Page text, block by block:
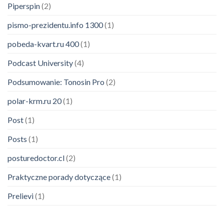
Piperspin(2)
pismo-prezidentu.info 1300(1)
pobeda-kvart.ru 400(1)
Podcast University(4)
Podsumowanie: Tonosin Pro (2)
polar-krm.ru 20(1)
Post(1)
Posts (1)
posturedoctor.cl(2)
Praktyczne porady dotyczące(1)
Prelievi(1)